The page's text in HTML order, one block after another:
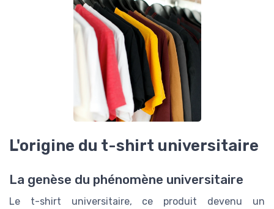
L'origine du t-shirt universitaire
La genèse du phénomène universitaire
Le t-shirt universitaire, ce produit devenu un